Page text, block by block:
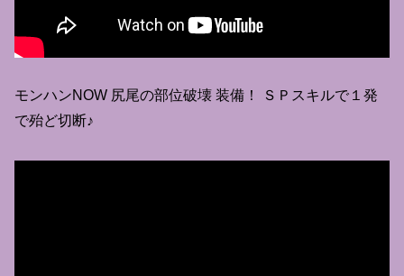
モンハンNOW 尻尾の部位破壊 装備！ ＳＰスキルで１発
で殆ど切断♪